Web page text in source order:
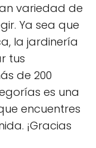
variedad de
Ya sea que
la jardinería
tus
de 200
es una
encuentres
¡Gracias